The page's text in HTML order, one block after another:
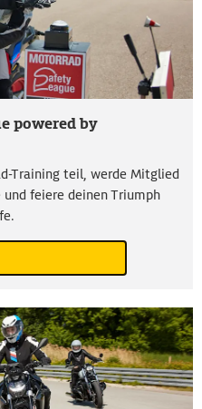
powered by
Training teil, werde Mitglied
und feiere deinen Triumph